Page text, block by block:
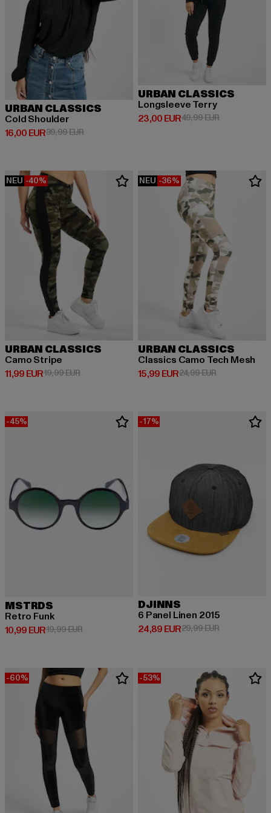
URBAN CLASSICS
Cold Shoulder
16,00 EUR
Derzeitiger Preis: 16,00 EUR
39,99 EURAktionspreis: 39,99 EUR
URBAN CLASSICS
Longsleeve Terry
23,00 EUR
Derzeitiger Preis: 23,00 EUR
49,99 EURAktionspreis:
NEU -40%
URBAN CLASSICS
Camo Stripe
11,99 EUR
Derzeitiger Preis: 11,99 EUR
19,99 EURAktionspreis: 19,99 EUR
NEU -36%
URBAN CLASSICS
Classics Camo Tech Mesh
15,99 EUR
Derzeitiger Preis: 15,99 EUR
24,99 EURAktionspreis:
-45%
MSTRDS
Retro Funk
10,99 EUR
Derzeitiger Preis: 10,99 EUR
19,99 EURAktionspreis: 19,99 EUR
-17%
DJINNS
6 Panel Linen 2015
24,89 EUR
Derzeitiger Preis: 24,89 EUR
29,99 EURAktionspreis:
-60% -53%